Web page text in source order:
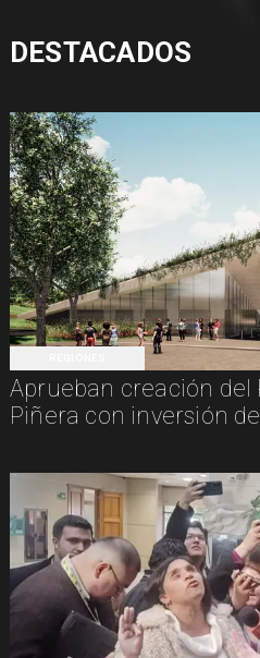
Aprueban creación del
Piñera con inversión
DESTACADOS